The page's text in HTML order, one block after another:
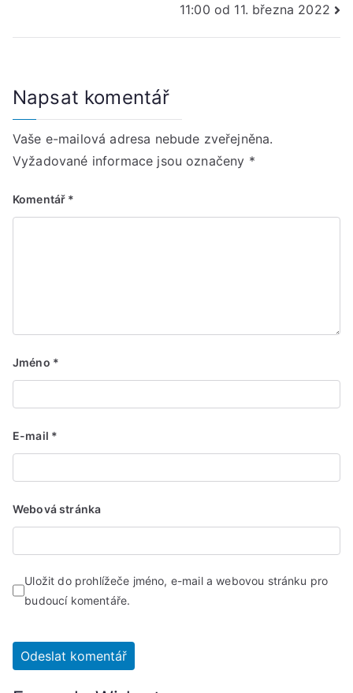
11:00 od 11. března 2022
Napsat komentář
Vaše e-mailová adresa nebude zveřejněna.
Vyžadované informace jsou označeny *
Komentář *
Jméno *
E-mail *
Webová stránka
Uložit do prohlížeče jméno, e-mail a webovou stránku pro
budoucí komentáře.